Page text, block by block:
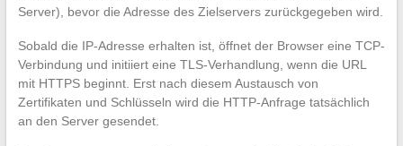
Server), bevor die Adresse des Zielservers zurückgegeben wird.
Sobald die IP-Adresse erhalten ist, öffnet der Browser eine TCP-
Verbindung und initiiert eine TLS-Verhandlung, wenn die URL
mit HTTPS beginnt. Erst nach diesem Austausch von
Zertifikaten und Schlüsseln wird die HTTP-Anfrage tatsächlich
an den Server gesendet.